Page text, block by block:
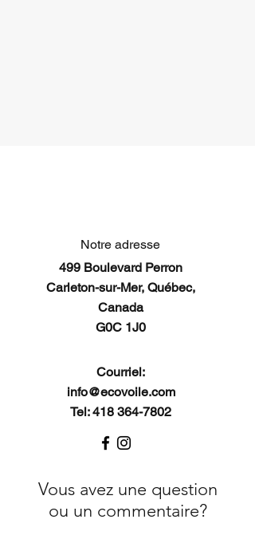
Notre adresse
499 Boulevard Perron
Carleton-sur-Mer, Québec,
Canada
G0C 1J0
Courriel:
info@ecovoile.com
Tel: 418 364-7802
Vous avez une question
ou un commentaire?